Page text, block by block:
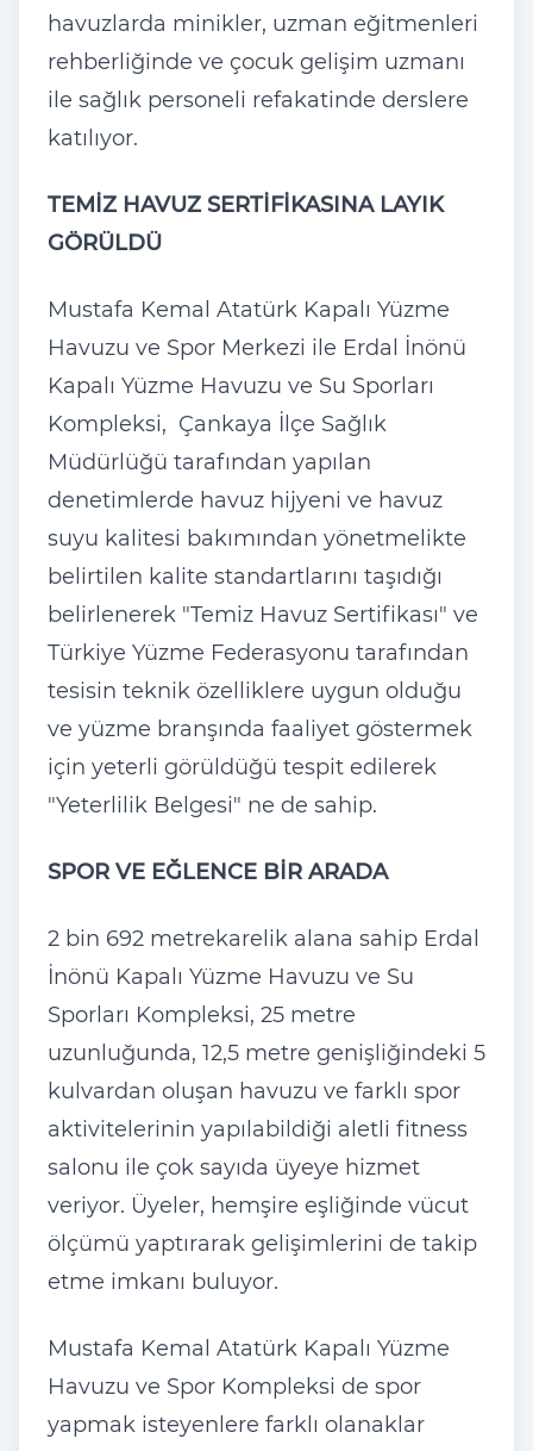
havuzlarda minikler, uzman eğitmenleri
rehberliğinde ve çocuk gelişim uzmanı
ile sağlık personeli refakatinde derslere
katılıyor.
TEMİZ HAVUZ SERTİFİKASINA LAYIK
GÖRÜLDÜ
Mustafa Kemal Atatürk Kapalı Yüzme
Havuzu ve Spor Merkezi ile Erdal İnönü
Kapalı Yüzme Havuzu ve Su Sporları
Kompleksi, Çankaya İlçe Sağlık
Müdürlüğü tarafından yapılan
denetimlerde havuz hijyeni ve havuz
suyu kalitesi bakımından yönetmelikte
belirtilen kalite standartlarını taşıdığı
belirlenerek "Temiz Havuz Sertifikası" ve
Türkiye Yüzme Federasyonu tarafından
tesisin teknik özelliklere uygun olduğu
ve yüzme branşında faaliyet göstermek
için yeterli görüldüğü tespit edilerek
"Yeterlilik Belgesi" ne de sahip.
SPOR VE EĞLENCE BİR ARADA
2 bin 692 metrekarelik alana sahip Erdal
İnönü Kapalı Yüzme Havuzu ve Su
Sporları Kompleksi, 25 metre
uzunluğunda, 12,5 metre genişliğindeki 5
kulvardan oluşan havuzu ve farklı spor
aktivitelerinin yapılabildiği aletli fitness
salonu ile çok sayıda üyeye hizmet
veriyor. Üyeler, hemşire eşliğinde vücut
ölçümü yaptırarak gelişimlerini de takip
etme imkanı buluyor.
Mustafa Kemal Atatürk Kapalı Yüzme
Havuzu ve Spor Kompleksi de spor
yapmak isteyenlere farklı olanaklar